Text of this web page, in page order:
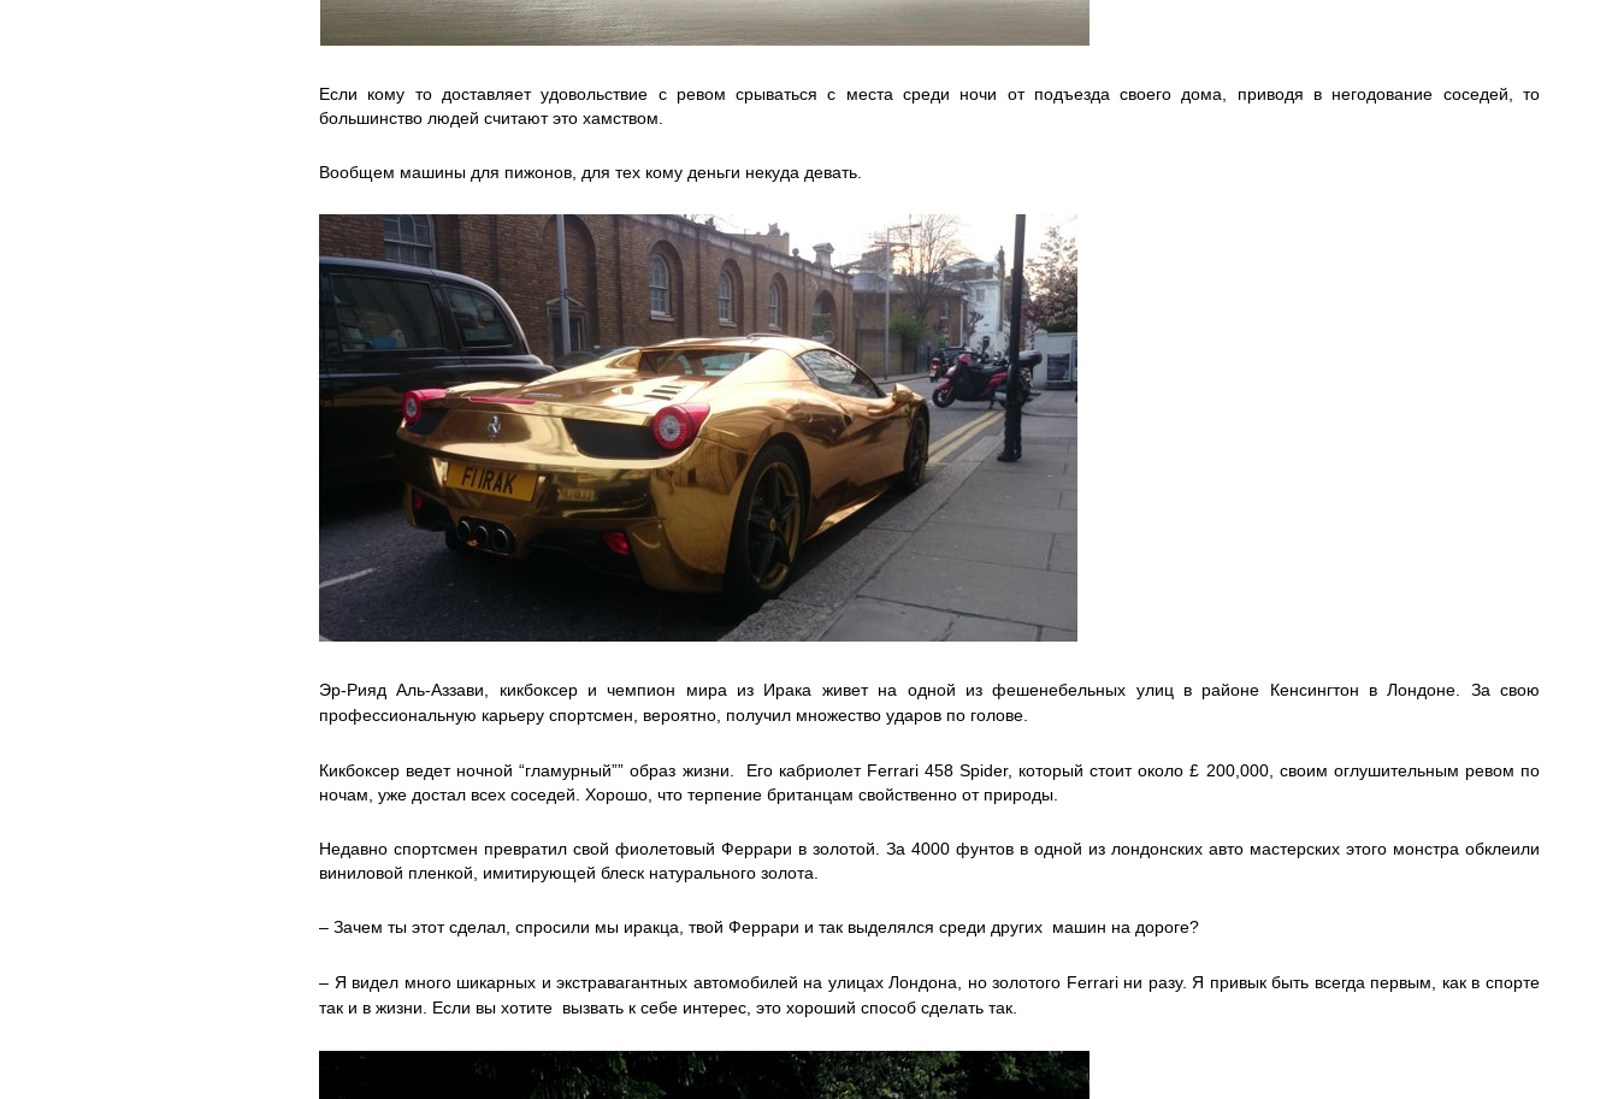
Если кому то доставляет удовольствие с ревом срываться с места среди ночи от подъезда своего дома, приводя в негодование соседей, то
большинство людей считают это хамством.
Вообщем машины для пижонов, для тех кому деньги некуда девать.
Эр-Рияд Аль-Аззави, кикбоксер и чемпион мира из Ирака живет на одной из фешенебельных улиц в районе Кенсингтон в Лондоне. За свою
профессиональную карьеру спортсмен, вероятно, получил множество ударов по голове.
Кикбоксер ведет ночной “гламурный”” образ жизни. Его кабриолет Ferrari 458 Spider, который стоит около £ 200,000, своим оглушительным ревом по
ночам, уже достал всех соседей. Хорошо, что терпение британцам свойственно от природы.
Недавно спортсмен превратил свой фиолетовый Феррари в золотой. За 4000 фунтов в одной из лондонских авто мастерских этого монстра обклеили
виниловой пленкой, имитирующей блеск натурального золота.
– Зачем ты этот сделал, спросили мы иракца, твой Феррари и так выделялся среди других машин на дороге?
– Я видел много шикарных и экстравагантных автомобилей на улицах Лондона, но золотого Ferrari ни разу. Я привык быть всегда первым, как в спорте
так и в жизни. Если вы хотите вызвать к себе интерес, это хороший способ сделать так.